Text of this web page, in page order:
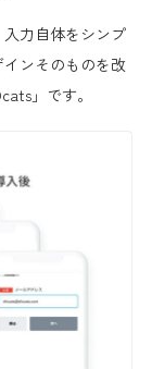
力自体をシンプ
ンそのものを改
」 です。